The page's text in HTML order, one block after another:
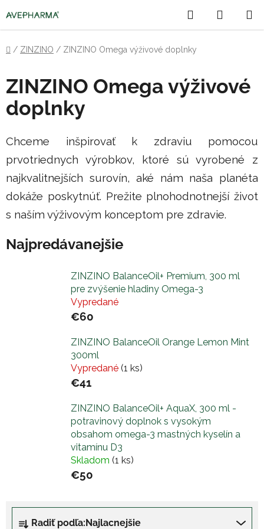
na
obsah
Hľadať
KOŠÍK
Domov
/ ZINZINO / ZINZINO Omega výživové doplnky
ZINZINO Omega výživové
doplnky
Chceme inšpirovať k zdraviu pomocou
prvotriednych výrobkov, ktoré sú vyrobené z
najkvalitnejších surovín, aké nám naša planéta
dokáže poskytnúť. Prežite plnohodnotnejší život
s naším výživovým konceptom pre zdravie.
Najpredávanejšie
ZINZINO BalanceOil+ Premium, 300 ml
pre zvýšenie hladiny Omega-3
Vypredané
€60
ZINZINO BalanceOil Orange Lemon Mint
300ml
Vypredané (1 ks)
€41
ZINZINO BalanceOil+ AquaX, 300 ml -
potravinový doplnok s vysokým
obsahom omega-3 mastných kyselín a
vitamínu D3
Skladom (1 ks)
€50
Radiť podľa: Najlacnejšie